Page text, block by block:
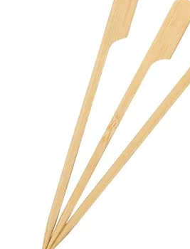
Póngase en contacto con nosotros
Persona de Contactar Ahora:
fiona
+8617318546750
+8618712033610
Incorpore su mensaje